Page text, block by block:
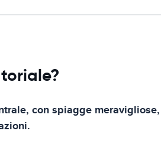
con spiagge